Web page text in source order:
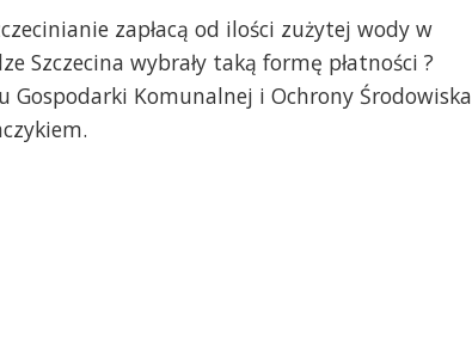
zapłacą od ilości zużytej wody w
Szczecina wybrały taką formę płatności ?
Gospodarki Komunalnej i Ochrony Środowiska